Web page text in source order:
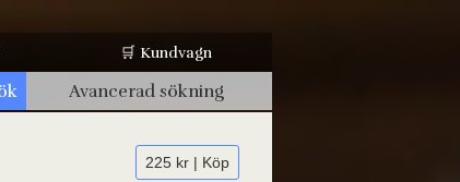
🛒 Kundvagn
Avancerad sökning
225 kr | Köp